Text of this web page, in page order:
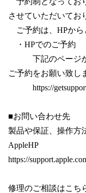
させていただいてお
ご予約は、HPから
・HPでのご予約
下記のページか
ご予約をお願い致し
https://
■お問い合わせ先
製品や保証、操作方
AppleHP
https://
修理のご相談はこち